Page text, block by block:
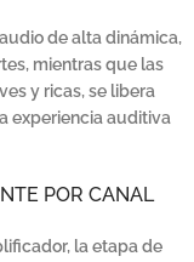
de alta dinámica,
mientras que las
y ricas, se libera
experiencia auditiva
POR CANAL
la etapa de